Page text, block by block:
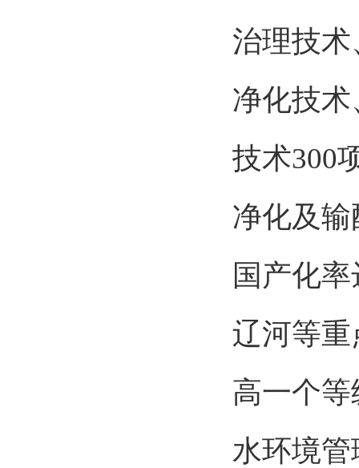
治理技
净化技
技术300
净化及
国产化
辽河等
高一个
水环境